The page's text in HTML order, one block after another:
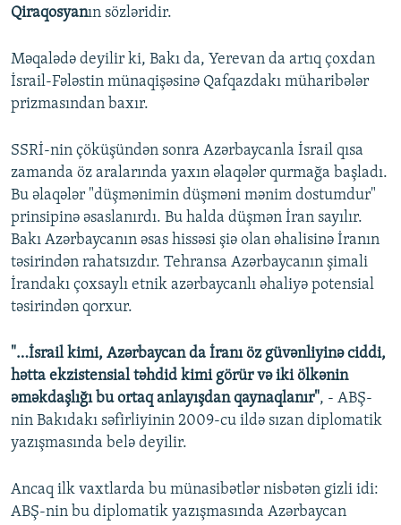
Qiraqosyanın sözləridir.
Məqalədə deyilir ki, Bakı da, Yerevan da artıq çoxdan
İsrail-Fələstin münaqişəsinə Qafqazdakı müharibələr
prizmasından baxır.
SSRİ-nin çöküşündən sonra Azərbaycanla İsrail qısa
zamanda öz aralarında yaxın əlaqələr qurmağa başladı.
Bu əlaqələr "düşmənimin düşməni mənim dostumdur"
prinsipinə əsaslanırdı. Bu halda düşmən İran sayılır.
Bakı Azərbaycanın əsas hissəsi şiə olan əhalisinə İranın
təsirindən rahatsızdır. Tehransa Azərbaycanın şimali
İrandakı çoxsaylı etnik azərbaycanlı əhaliyə potensial
təsirindən qorxur.
"…İsrail kimi, Azərbaycan da İranı öz güvənliyinə ciddi,
hətta ekzistensial təhdid kimi görür və iki ölkənin
əməkdaşlığı bu ortaq anlayışdan qaynaqlanır", - ABŞ-
nin Bakıdakı səfirliyinin 2009-cu ildə sızan diplomatik
yazışmasında belə deyilir.
Ancaq ilk vaxtlarda bu münasibətlər nisbətən gizli idi:
ABŞ-nin bu diplomatik yazışmasında Azərbaycan